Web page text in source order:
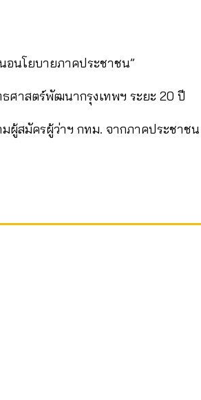
นอนโยบายภาคประชาชน”
ศาสตร์พัฒนากรุงเทพฯ ระยะ 20 ปี
มผู้สมัครผู้ว่าฯ กทม. จากภาคประชาชน